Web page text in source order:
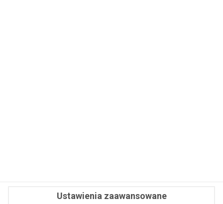
Fit.pl © 2026 Wszystkie prawa zastrzeżone.
Ustawienia zaawansowane